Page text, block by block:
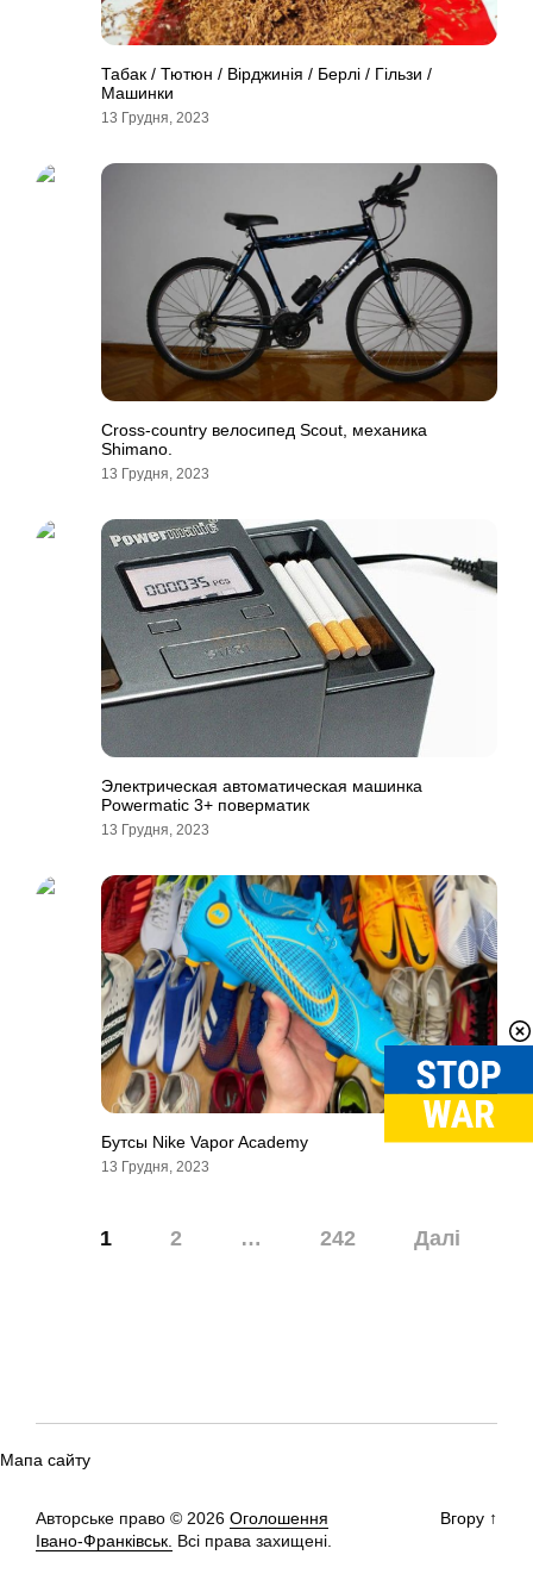
Табак / Тютюн / Вірджинія / Берлі / Гільзи /
Машинки
13 Грудня, 2023
Cross-country велосипед Scout, механика
Shimano.
13 Грудня, 2023
Электрическая автоматическая машинка
Powermatic 3+ поверматик
13 Грудня, 2023
Бутсы Nike Vapor Academy
13 Грудня, 2023
Навігація1 2 … 242 Далі
Мапа сайту
Авторське право © 2026 Оголошення
Івано-Франківськ. Всі права захищені.
Вгору ↑